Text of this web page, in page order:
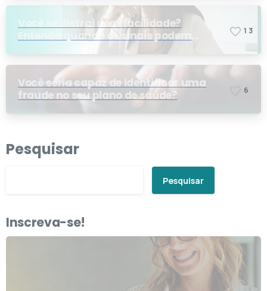
Você se distrai com facilidade?
Entenda quando os sinais podem
1 3
Você seria capaz de identificar uma
fraude no seu plano de saúde?
6
Pesquisar
Pesquisar
Inscreva-se!